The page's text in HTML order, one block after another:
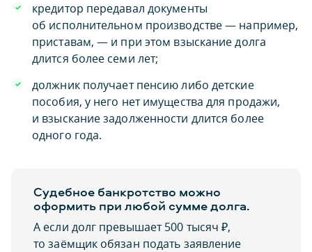
кредитор передавал документы
об исполнительном производстве — например,
приставам, — и при этом взыскание долга
длится более семи лет;
должник получает пенсию либо детские
пособия, у него нет имущества для продажи,
и взыскание задолженности длится более
одного года.
Судебное банкротство можно
оформить при любой сумме долга.
А если долг превышает 500 тысяч ₽,
то заёмщик обязан подать заявление